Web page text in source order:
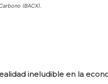
(BACX).
ineludible en la